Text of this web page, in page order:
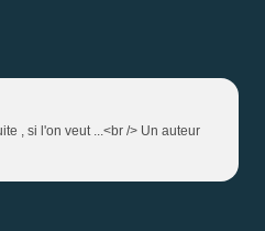
, si l'on veut ...<br /> Un auteur